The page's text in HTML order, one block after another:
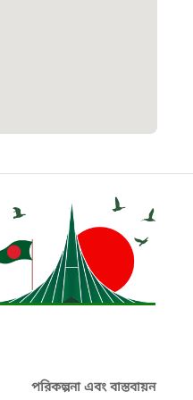
পরিকল্পনা এবং বাস্তবায়ন